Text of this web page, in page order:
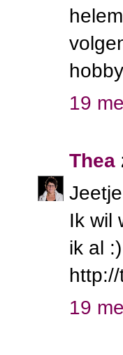
19
Thea
Ik wil
ik al :)
19